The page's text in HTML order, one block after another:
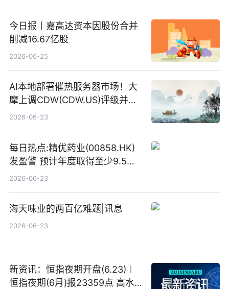
今日报丨嘉高达资本因股份合并
削减16.67亿股
2026-06-25
AI本地部署催热服务器市场！大
摩上调CDW(CDW.US)评级并看
高IBM(IBM.US)戴尔(DELL.US)
2026-06-23
每日热点:精优药业(00858.HK)
发盈警 预计年度取得至少9.5亿
港元的亏损 同比盈转亏
2026-06-23
海天味业的两百亿难题|讯息
2026-06-23
新资讯：恒指夜期开盘(6.23)︱
恒指夜期(6月)报23359点 高水